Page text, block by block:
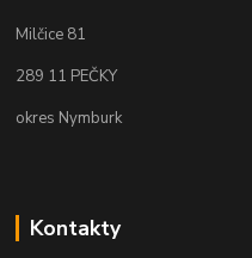
Milčice 81
289 11 PEČKY
okres Nymburk
Kontakty